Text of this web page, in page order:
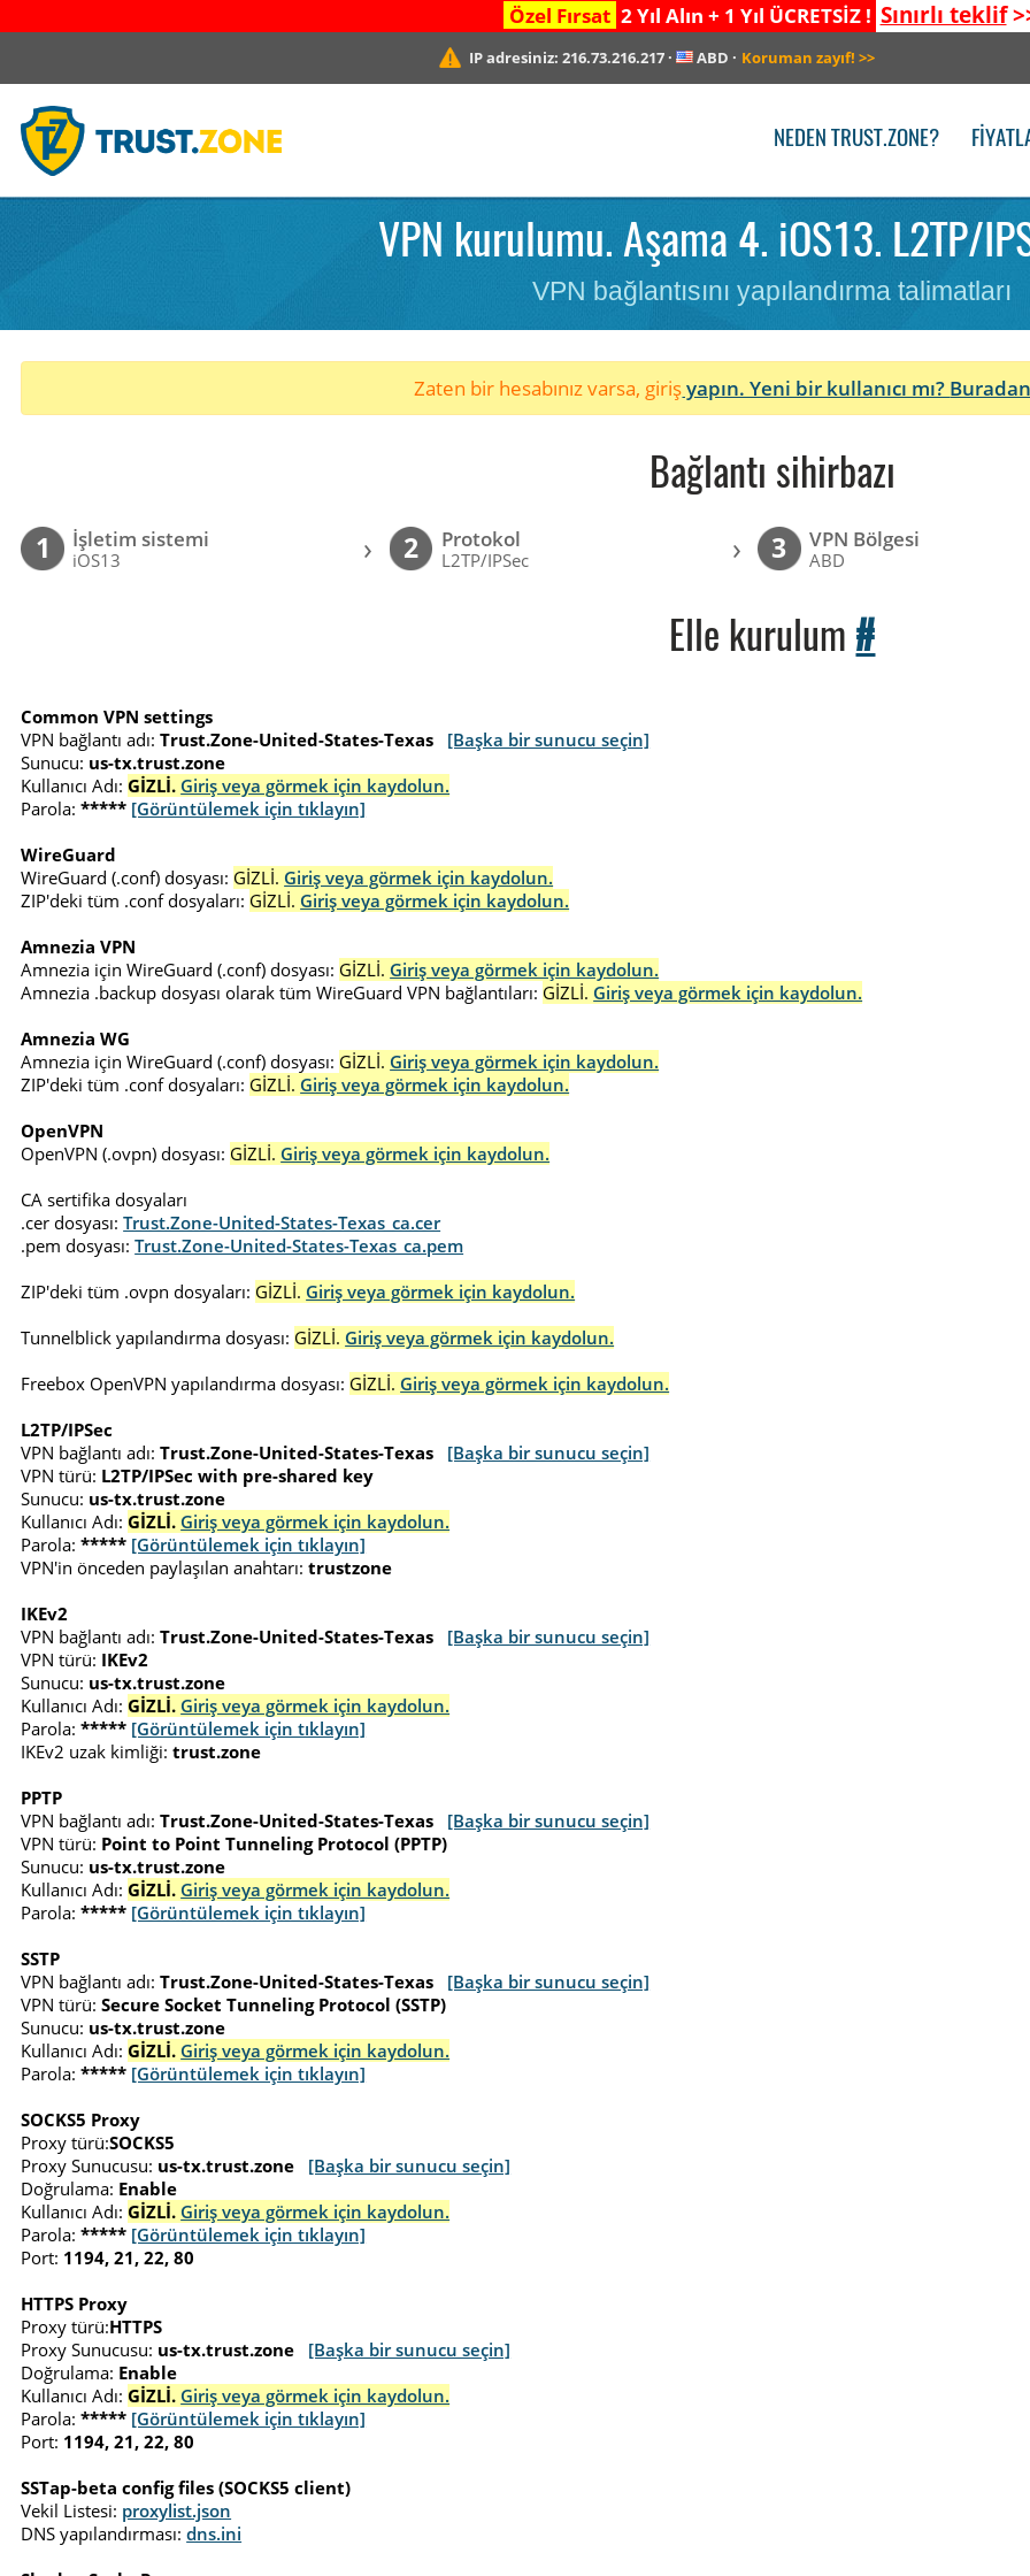
Özel Fırsat 2 Yıl Alın + 1 Yıl ÜCRETSİZ ! Sınırlı teklif
IP adresiniz:216.73.216.217 · ABD · Koruman zayıf! >>
NEDEN TRUST.ZONE?
VPN kurulumu. Aşama 4. iOS13. L2TP/
VPN bağlantısını yapılandırma talimatları
Zaten bir hesabınız varsa, girişyapın. Yeni bir kullanıcı mı?
Bağlantı sihirbazı
1 İşletim sistemi
iOS13 › 2 Protokol
L2TP/IPSec › 3 VPN Bölgesi
ABD
Elle kurulum #
Common VPN settings
VPN bağlantı adı: Trust.Zone-United-States-Texas
[Başka bir sunucu seçin]
Sunucu: us-tx.trust.zone
Kullanıcı Adı: GİZLİ. Giriş veya görmek için kaydolun.
Parola: ***** [Görüntülemek için tıklayın]
WireGuard
WireGuard (.conf) dosyası: GİZLİ. Giriş veya görmek için kaydolun.
ZIP'deki tüm .conf dosyaları: GİZLİ. Giriş veya görmek için kaydolun.
Amnezia VPN
Amnezia için WireGuard (.conf) dosyası: GİZLİ. Giriş veya görmek için kaydolun.
Amnezia .backup dosyası olarak tüm WireGuard VPN bağlantıları: GİZLİ. Giriş veya görmek için kaydolun.
Amnezia WG
Amnezia için WireGuard (.conf) dosyası: GİZLİ. Giriş veya görmek için kaydolun.
ZIP'deki tüm .conf dosyaları: GİZLİ. Giriş veya görmek için kaydolun.
OpenVPN
OpenVPN (.ovpn) dosyası: GİZLİ. Giriş veya görmek için kaydolun.
CA sertifika dosyaları
.cer dosyası: Trust.Zone-United-States-Texas_ca.cer
.pem dosyası: Trust.Zone-United-States-Texas_ca.pem
ZIP'deki tüm .ovpn dosyaları: GİZLİ. Giriş veya görmek için kaydolun.
Tunnelblick yapılandırma dosyası: GİZLİ. Giriş veya görmek için kaydolun.
Freebox OpenVPN yapılandırma dosyası: GİZLİ. Giriş veya görmek için kaydolun.
L2TP/IPSec
VPN bağlantı adı: Trust.Zone-United-States-Texas
[Başka bir sunucu seçin]
VPN türü: L2TP/IPSec with pre-shared key
Sunucu: us-tx.trust.zone
Kullanıcı Adı: GİZLİ. Giriş veya görmek için kaydolun.
Parola: ***** [Görüntülemek için tıklayın]
VPN'in önceden paylaşılan anahtarı: trustzone
IKEv2
VPN bağlantı adı: Trust.Zone-United-States-Texas
[Başka bir sunucu seçin]
VPN türü: IKEv2
Sunucu: us-tx.trust.zone
Kullanıcı Adı: GİZLİ. Giriş veya görmek için kaydolun.
Parola: ***** [Görüntülemek için tıklayın]
IKEv2 uzak kimliği: trust.zone
PPTP
VPN bağlantı adı: Trust.Zone-United-States-Texas
[Başka bir sunucu seçin]
VPN türü: Point to Point Tunneling Protocol (PPTP)
Sunucu: us-tx.trust.zone
Kullanıcı Adı: GİZLİ. Giriş veya görmek için kaydolun.
Parola: ***** [Görüntülemek için tıklayın]
SSTP
VPN bağlantı adı: Trust.Zone-United-States-Texas
[Başka bir sunucu seçin]
VPN türü: Secure Socket Tunneling Protocol (SSTP)
Sunucu: us-tx.trust.zone
Kullanıcı Adı: GİZLİ. Giriş veya görmek için kaydolun.
Parola: ***** [Görüntülemek için tıklayın]
SOCKS5 Proxy
Proxy türü:SOCKS5
Proxy Sunucusu: us-tx.trust.zone
[Başka bir sunucu seçin]
Doğrulama: Enable
Kullanıcı Adı: GİZLİ. Giriş veya görmek için kaydolun.
Parola: ***** [Görüntülemek için tıklayın]
Port: 1194, 21, 22, 80
HTTPS Proxy
Proxy türü:HTTPS
Proxy Sunucusu: us-tx.trust.zone
[Başka bir sunucu seçin]
Doğrulama: Enable
Kullanıcı Adı: GİZLİ. Giriş veya görmek için kaydolun.
Parola: ***** [Görüntülemek için tıklayın]
Port: 1194, 21, 22, 80
SSTap-beta config files (SOCKS5 client)
Vekil Listesi: proxylist.json
DNS yapılandırması: dns.ini